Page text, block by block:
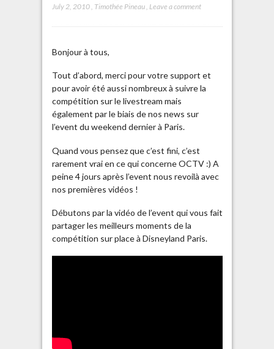
July 2, 2010, Timothée Pineau, Leave a comment
Bonjour à tous,
Tout d’abord, merci pour votre support et
pour avoir été aussi nombreux à suivre la
compétition sur le livestream mais
également par le biais de nos news sur
l’event du weekend dernier à Paris.
Quand vous pensez que c’est fini, c’est
rarement vrai en ce qui concerne OCTV :) A
peine 4 jours après l’event nous revoilà avec
nos premières vidéos !
Débutons par la vidéo de l’event qui vous fait
partager les meilleurs moments de la
compétition sur place à Disneyland Paris.